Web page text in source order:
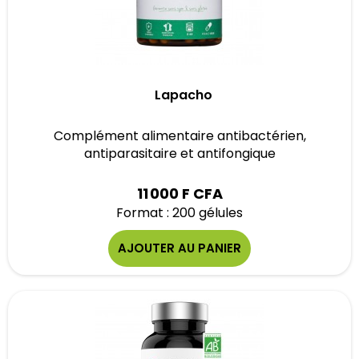
Lapacho
Complément alimentaire antibactérien,
antiparasitaire et antifongique
11 000 F CFA
Format : 200 gélules
AJOUTER AU PANIER